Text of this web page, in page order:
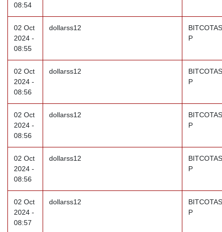
08:54
02 Oct
2024 -
08:55
dollarss12
P
02 Oct
2024 -
08:56
dollarss12
P
02 Oct
2024 -
08:56
dollarss12
P
02 Oct
2024 -
08:56
dollarss12
P
02 Oct
2024 -
08:57
dollarss12
P